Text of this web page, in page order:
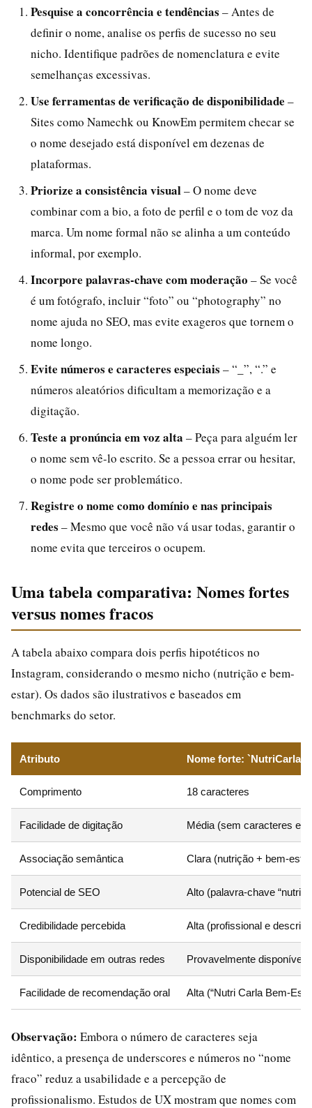
Pesquise a concorrência e tendências – Antes de
definir o nome, analise os perfis de sucesso no seu
nicho. Identifique padrões de nomenclatura e evite
semelhanças excessivas.
Use ferramentas de verificação de disponibilidade –
Sites como Namechk ou KnowEm permitem checar se
o nome desejado está disponível em dezenas de
plataformas.
Priorize a consistência visual– O nome deve
combinar com a bio, a foto de perfil e o tom de voz da
marca. Um nome formal não se alinha a um conteúdo
informal, por exemplo.
Incorpore palavras-chave com moderação – Se você
é um fotógrafo, incluir “foto” ou “photography” no
nome ajuda no SEO, mas evite exageros que tornem o
nome longo.
Evite números e caracteres especiais – “_”, “.” e
números aleatórios dificultam a memorização e a
digitação.
Teste a pronúncia em voz alta – Peça para alguém ler
o nome sem vê-lo escrito. Se a pessoa errar ou hesitar,
o nome pode ser problemático.
Registre o nome como domínio e nas principais
redes – Mesmo que você não vá usar todas, garantir o
nome evita que terceiros o ocupem.
Uma tabela comparativa: Nomes fortes
versus nomes fracos
A tabela abaixo compara dois perfis hipotéticos no
Instagram, considerando o mesmo nicho (nutrição e bem-
estar). Os dados são ilustrativos e baseados em
benchmarks do setor.
Atributo Nome forte:
Comprimento 18 caracteres
Facilidade de digitação Média (sem caracteres
Associação semântica Clara (nutrição + bem-
Potencial de SEO Alto (palavra-chave “nutri”
Credibilidade percebida Alta (profissional e
Disponibilidade em outras redes Provavelmente disponível
Facilidade de recomendação oral Alta (“Nutri Carla Bem-
Observação: Embora o número de caracteres seja
idêntico, a presença de underscores e números no “nome
fraco” reduz a usabilidade e a percepção de
profissionalismo. Estudos de UX mostram que nomes com